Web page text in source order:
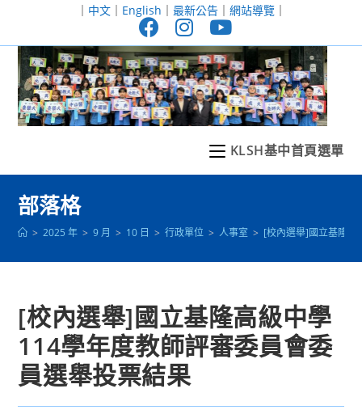
至
｜ 中文｜ English ｜ 最新公告｜ 網站導覽｜
KLSH基中首頁選單
部落格
> 2025 年 > 9 月 > 10 日 > 行政單位 > 人事室 > [校內選舉]國立基隆高
[校內選舉]國立基隆高級中學
114學年度教師評審委員會委
員選舉投票結果